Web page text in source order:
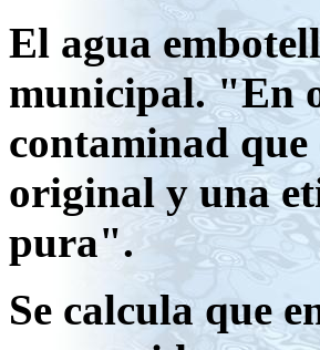
El agua
municipal. "En
contaminad
original y una
pura".
Se calcula que